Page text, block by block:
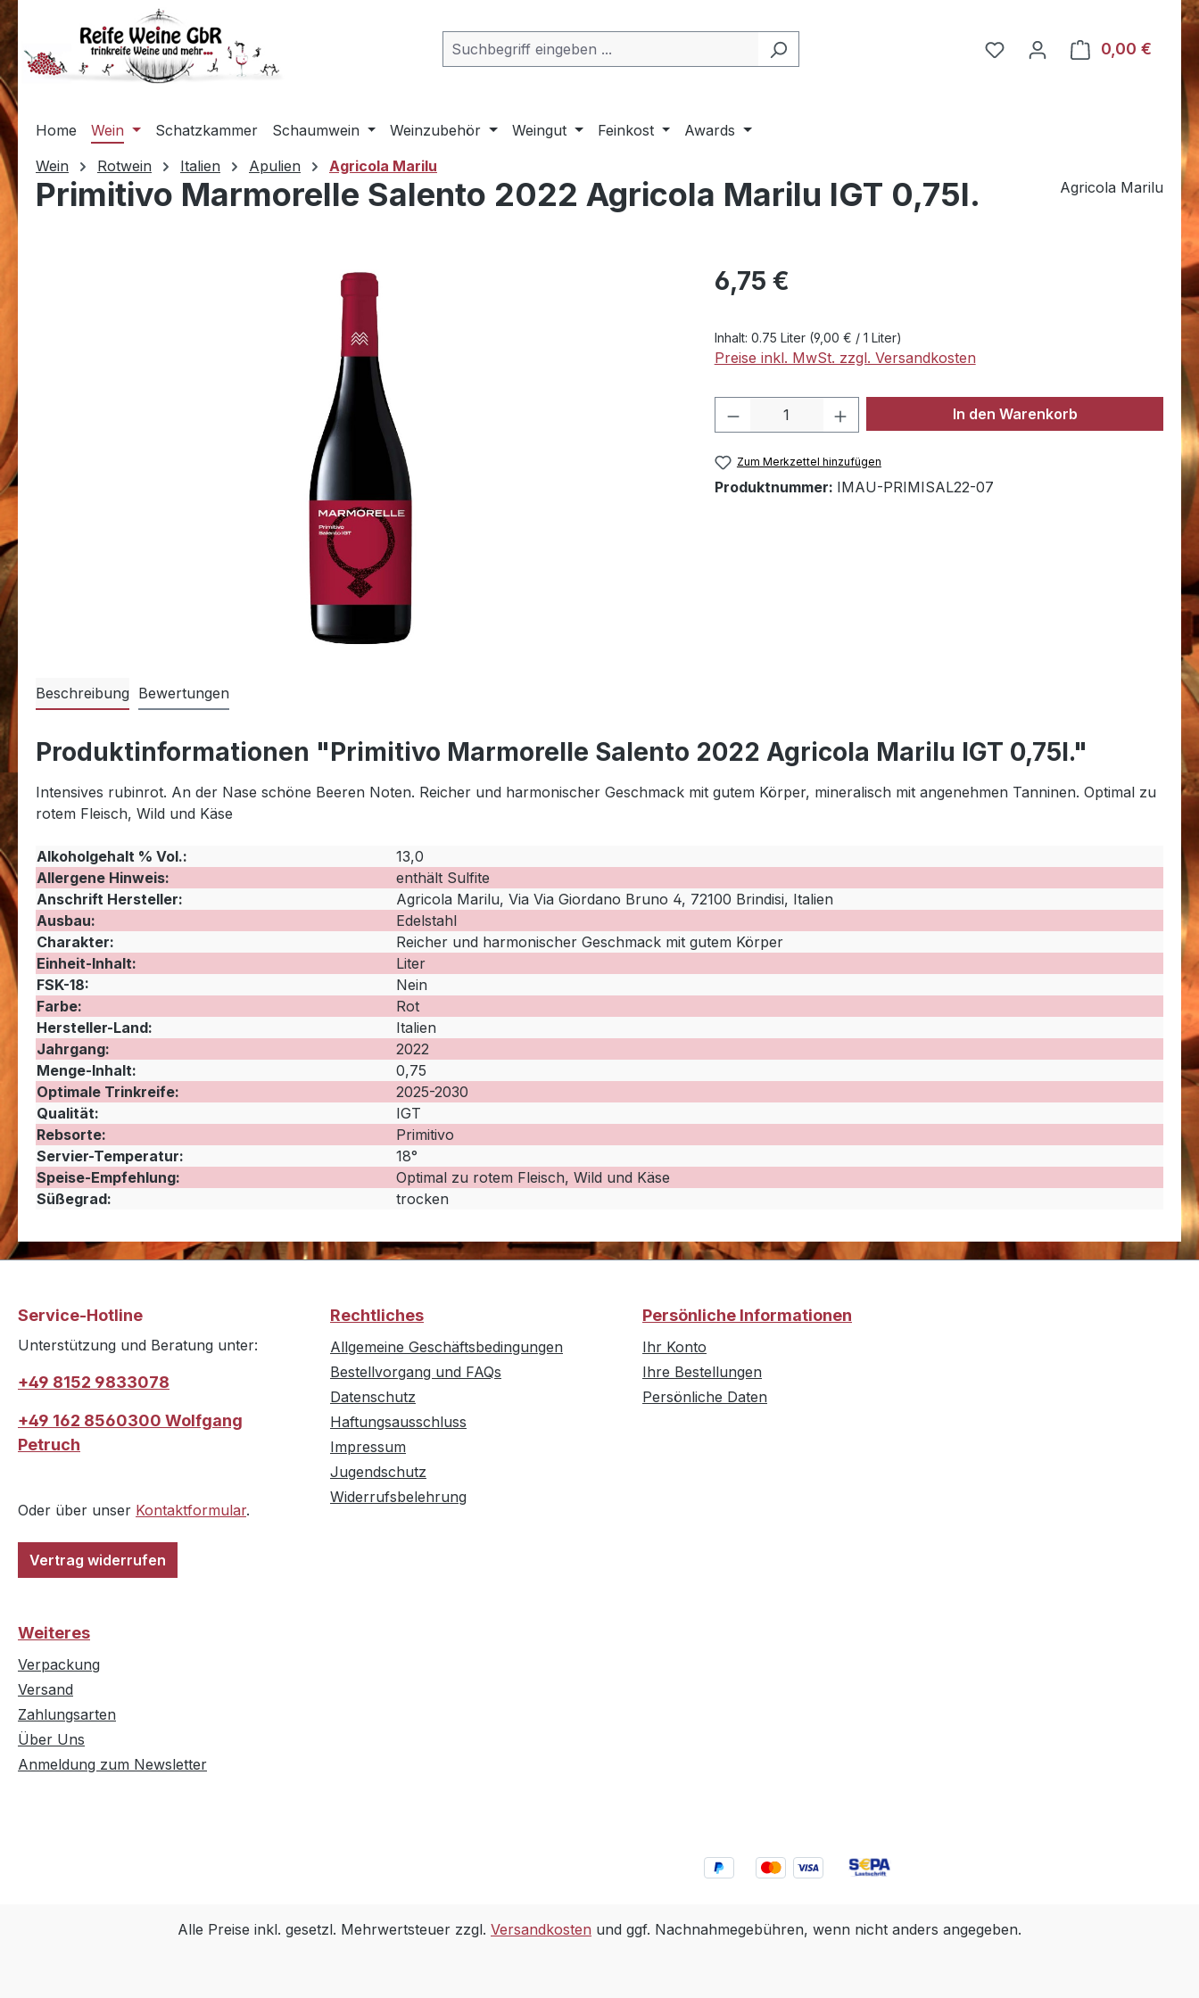
Hauptinhalt springen
Zur Suche springen
Zur Hauptnavigation springen
Du hast 0 Produkte auf
0,00 €
Home Wein Schatzkammer Schaumwein Weinzubehör Weingut Feinkost
Awards
Wein
Rotwein Italien Apulien Agricola Marilu
Primitivo Marmorelle Salento 2022 Agricola Marilu IGT 0,75l. Agricola Marilu
Regulärer Preis:
6,75 €
Inhalt: 0.75 Liter (9,00 € / 1 Liter)
Preise inkl. MwSt. zzgl. Versandkosten
Produkt Anzahl: Gib den gewünschten Wert
In den Warenkorb
Zum Merkzettel hinzufügen
Produktnummer: IMAU-PRIMISAL22-07
Beschreibung Bewertungen
Produktinformationen "Primitivo Marmorelle Salento 2022 Agricola Marilu IGT 0,75l."
Intensives rubinrot. An der Nase schöne Beeren Noten. Reicher und harmonischer Geschmack mit gutem Körper, mineralisch mit angenehmen Tanninen. Optimal zu
rotem Fleisch, Wild und Käse
Alkoholgehalt % Vol.:
13,0
Allergene Hinweis:
enthält Sulfite
Anschrift Hersteller:
Agricola Marilu, Via Via Giordano Bruno 4, 72100 Brindisi, Italien
Ausbau:
Edelstahl
Charakter:
Reicher und harmonischer Geschmack mit gutem Körper
Einheit-Inhalt:
Liter
FSK-18:
Nein
Farbe:
Rot
Hersteller-Land:
Italien
Jahrgang:
2022
Menge-Inhalt:
0,75
Optimale Trinkreife:
2025-2030
Qualität:
IGT
Rebsorte:
Primitivo
Servier-Temperatur:
18°
Speise-Empfehlung:
Optimal zu rotem Fleisch, Wild und Käse
Süßegrad:
trocken
Service-Hotline
Unterstützung und Beratung unter:
+49 8152 9833078
+49 162 8560300 Wolfgang
Petruch
Oder über unser Kontaktformular.
Vertrag widerrufen
Rechtliches
Allgemeine Geschäftsbedingungen
Bestellvorgang und FAQs
Datenschutz
Haftungsausschluss
Impressum
Jugendschutz
Widerrufsbelehrung
Persönliche Informationen
Ihr Konto
Ihre Bestellungen
Persönliche Daten
Weiteres
Verpackung
Versand
Zahlungsarten
Über Uns
Anmeldung zum Newsletter
Alle Preise inkl. gesetzl. Mehrwertsteuer zzgl. Versandkosten und ggf. Nachnahmegebühren, wenn nicht anders angegeben.